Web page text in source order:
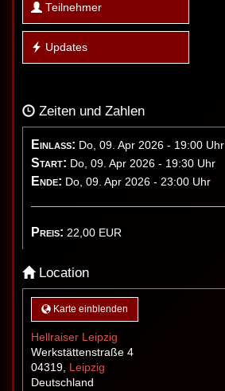
Teilnehmer
Updates
Zeiten und Zahlen
Einlass: Do, 09. Apr 2026 - 19:00 Uhr
Start: Do, 09. Apr 2026 - 19:30 Uhr
Ende: Do, 09. Apr 2026 - 23:00 Uhr
Preis: 22,00 EUR
Location
Karte einblenden
Hellraiser Leipzig
Werkstättenstraße 4
04319 Leipzig
Deutschland